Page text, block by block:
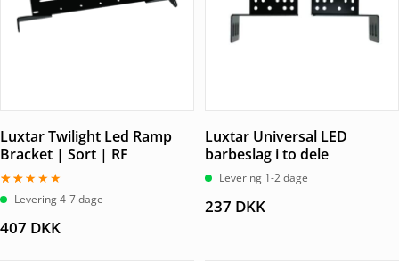
Luxtar Twilight Led Ramp
Bracket | Sort | RF
Vurderet
2.00
af 5
Levering 4-7 dage
407 DKK
Luxtar Universal LED
barbeslag i to dele
Levering 1-2 dage
237 DKK